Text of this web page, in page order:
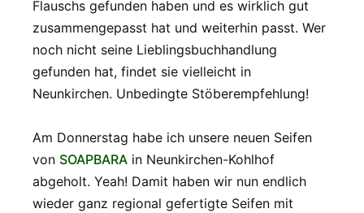
Flauschs gefunden haben und es wirklich gut
zusammengepasst hat und weiterhin passt. Wer
noch nicht seine Lieblingsbuchhandlung
gefunden hat, findet sie vielleicht in
Neunkirchen. Unbedingte Stöberempfehlung!
Am Donnerstag habe ich unsere neuen Seifen
von SOAPBARA in Neunkirchen-Kohlhof
abgeholt. Yeah! Damit haben wir nun endlich
wieder ganz regional gefertigte Seifen mit